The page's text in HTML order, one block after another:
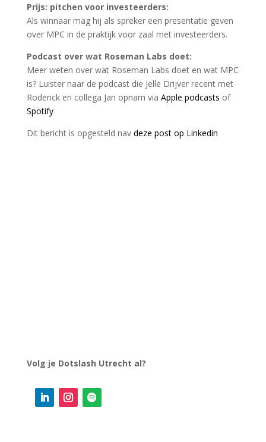
Prijs: pitchen voor investeerders:
Als winnaar mag hij als spreker een presentatie geven
over MPC in de praktijk voor zaal met investeerders.
Podcast over wat Roseman Labs doet:
Meer weten over wat Roseman Labs doet en wat MPC
is? Luister naar de podcast die Jelle Drijver recent met
Roderick en collega Jan opnam via Apple podcasts of
Spotify
Dit bericht is opgesteld nav deze post op Linkedin
Volg je Dotslash Utrecht al?